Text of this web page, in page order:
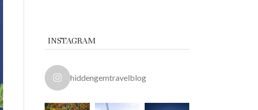
INSTAGRAM
hiddengemtravelblog